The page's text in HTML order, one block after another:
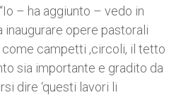
– ha aggiunto – vedo in
inaugurare opere pastorali
campetti ,circoli, il tetto
sia importante e gradito da
dire ‘questi lavori li